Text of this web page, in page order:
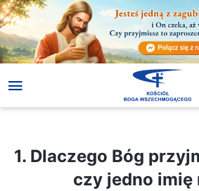
1. Dlaczego Bóg
czy jedno imię